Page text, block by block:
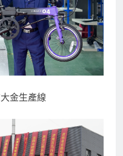
金生產線